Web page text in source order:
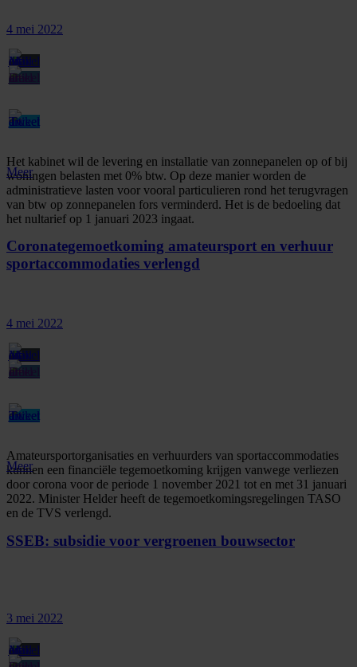
4 mei 2022
Het kabinet wil de levering en installatie van zonnepanelen op of bij
woningen belasten met 0% btw. Op deze manier worden de
administratieve lasten voor vooral particulieren rond het terugvragen
van btw op zonnepanelen fors verminderd. Het is de bedoeling dat
het nultarief op 1 januari 2023 ingaat.
Meer
Coronategemoetkoming amateursport en verhuur
sportaccommodaties verlengd
4 mei 2022
Amateursportorganisaties en verhuurders van sportaccommodaties
kunnen een financiële tegemoetkoming krijgen vanwege verliezen
door corona voor de periode 1 november 2021 tot en met 31 januari
2022. Minister Helder heeft de tegemoetkomingsregelingen TASO
en de TVS verlengd.
Meer
SSEB: subsidie voor vergroenen bouwsector
3 mei 2022